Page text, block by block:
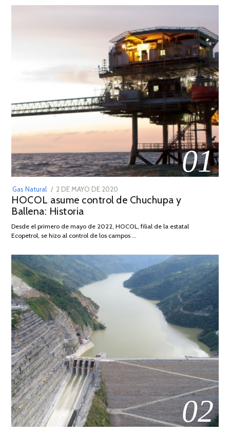
01
Gas Natural
POSTED
ON
2 DE MAYO DE 2020
DE
2026
HOCOL asume control de Chuchupa y
Ballena: Historia
Desde el primero de mayo de 2022, HOCOL, filial de la estatal
Ecopetrol, se hizo al control de los campos …
02